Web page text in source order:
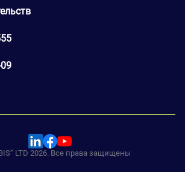
LTD 2026. Все права защищены